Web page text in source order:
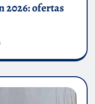
2026: ofertas